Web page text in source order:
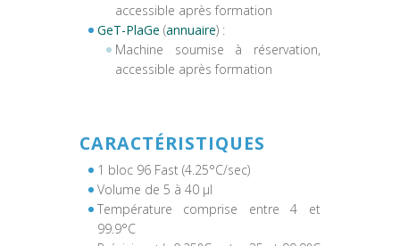
accessible après formation
GeT-PlaGe (annuaire) :
Machine soumise à réservation,
accessible après formation
CARACTÉRISTIQUES
1 bloc 96 Fast (4.25°C/sec)
Volume de 5 à 40 µl
Température comprise entre 4 et
99.9°C